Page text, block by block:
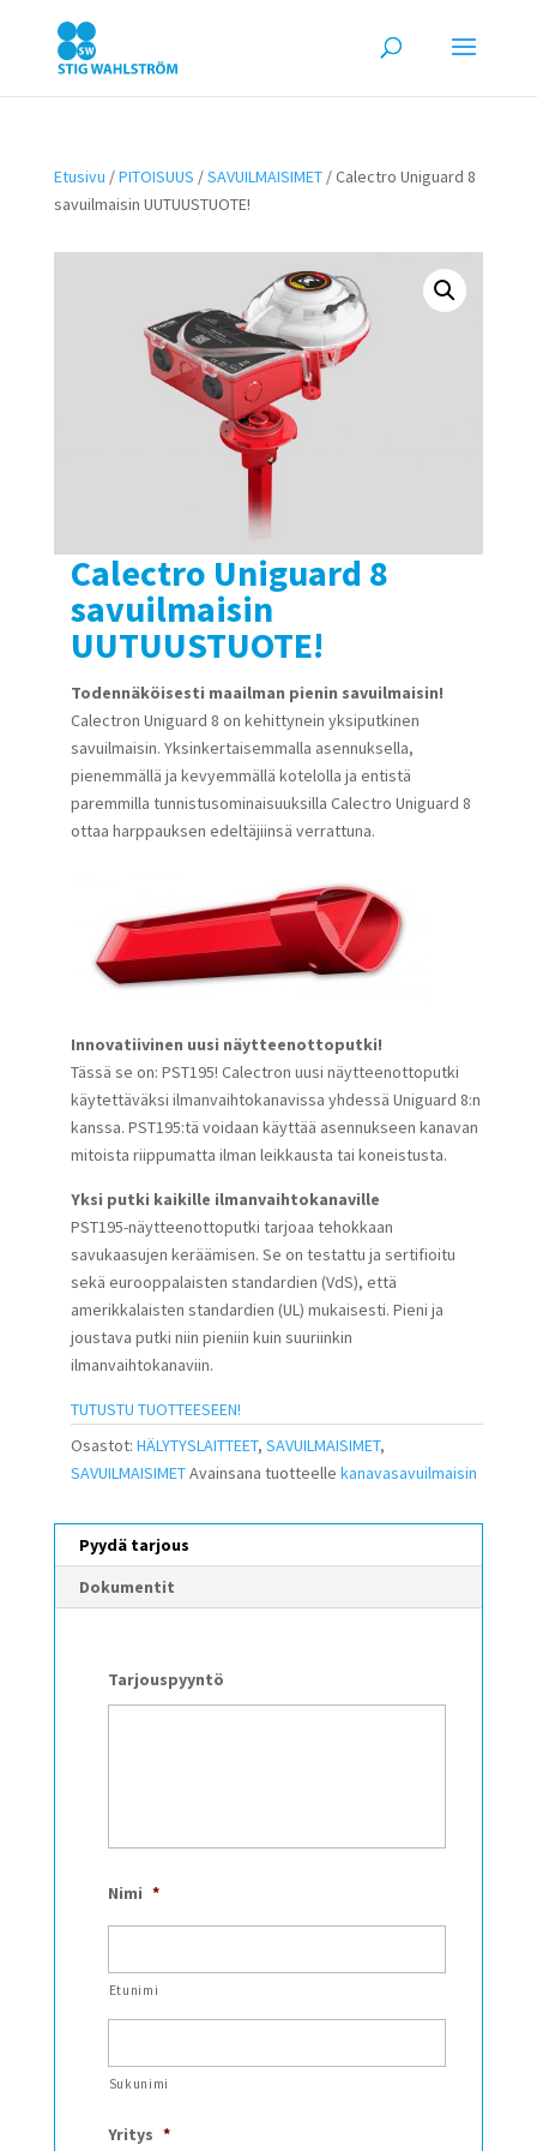
Etusivu /PITOISUUS /SAVUILMAISIMET/ Calectro Uniguard 8
savuilmaisin UUTUUSTUOTE!
Calectro Uniguard 8
savuilmaisin
UUTUUSTUOTE!
Todennäköisesti maailman pienin savuilmaisin!
Calectron Uniguard 8 on kehittynein yksiputkinen
savuilmaisin. Yksinkertaisemmalla asennuksella,
pienemmällä ja kevyemmällä kotelolla ja entistä
paremmilla tunnistusominaisuuksilla Calectro Uniguard 8
ottaa harppauksen edeltäjiinsä verrattuna.
Innovatiivinen uusi näytteenottoputki!
Tässä se on: PST195! Calectron uusi näytteenottoputki
käytettäväksi ilmanvaihtokanavissa yhdessä Uniguard 8:n
kanssa. PST195:tä voidaan käyttää asennukseen kanavan
mitoista riippumatta ilman leikkausta tai koneistusta.
Yksi putki kaikille ilmanvaihtokanaville
PST195-näytteenottoputki tarjoaa tehokkaan
savukaasujen keräämisen. Se on testattu ja sertifioitu
sekä eurooppalaisten standardien (VdS), että
amerikkalaisten standardien (UL) mukaisesti. Pieni ja
joustava putki niin pieniin kuin suuriinkin
ilmanvaihtokanaviin.
TUTUSTU TUOTTEESEEN!
Osastot: HÄLYTYSLAITTEET, SAVUILMAISIMET,
SAVUILMAISIMETAvainsana tuotteelle kanavasavuilmaisin
Pyydä tarjous
Dokumentit
Tarjouspyyntö
Nimi *
Etunimi
Sukunimi
Yritys *